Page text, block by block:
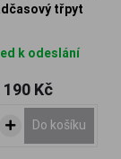
třpyt
k odeslání
190 Kč
Do košíku